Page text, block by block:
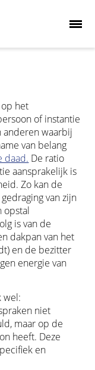
het
of instantie
anderen waarbij
van belang
daad. De ratio
aansprakelijk is
Zo kan de
van zijn
opstal
is van de
dakpan van het
en de bezitter
energie van
wel:
niet
maar op de
heeft. Deze
en